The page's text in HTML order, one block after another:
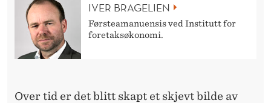
IVER BRAGELIEN
Førsteamanuensis ved Institutt for
foretaksøkonomi.
Over tid er det blitt skapt et skjevt bilde av